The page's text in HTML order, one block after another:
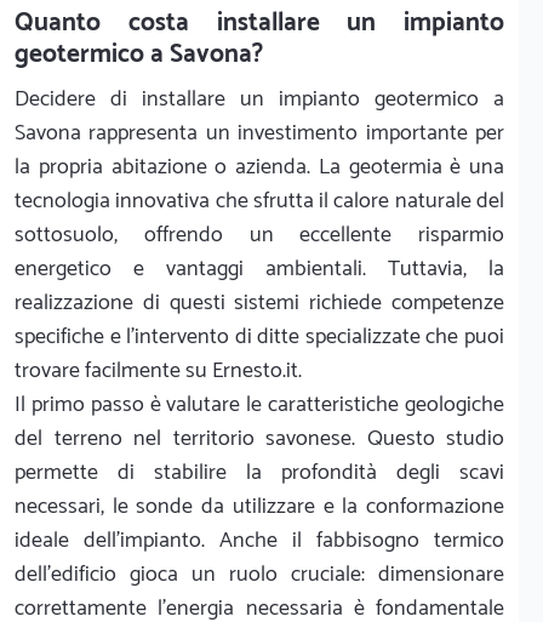
Quanto costa installare un impianto
geotermico a Savona?
Decidere di installare un impianto geotermico a
Savona rappresenta un investimento importante per
la propria abitazione o azienda. La geotermia è una
tecnologia innovativa che sfrutta il calore naturale del
sottosuolo, offrendo un eccellente risparmio
energetico e vantaggi ambientali. Tuttavia, la
realizzazione di questi sistemi richiede competenze
specifiche e l'intervento di ditte specializzate che puoi
trovare facilmente su Ernesto.it.
Il primo passo è valutare le caratteristiche geologiche
del terreno nel territorio savonese. Questo studio
permette di stabilire la profondità degli scavi
necessari, le sonde da utilizzare e la conformazione
ideale dell'impianto. Anche il fabbisogno termico
dell'edificio gioca un ruolo cruciale: dimensionare
correttamente l'energia necessaria è fondamentale